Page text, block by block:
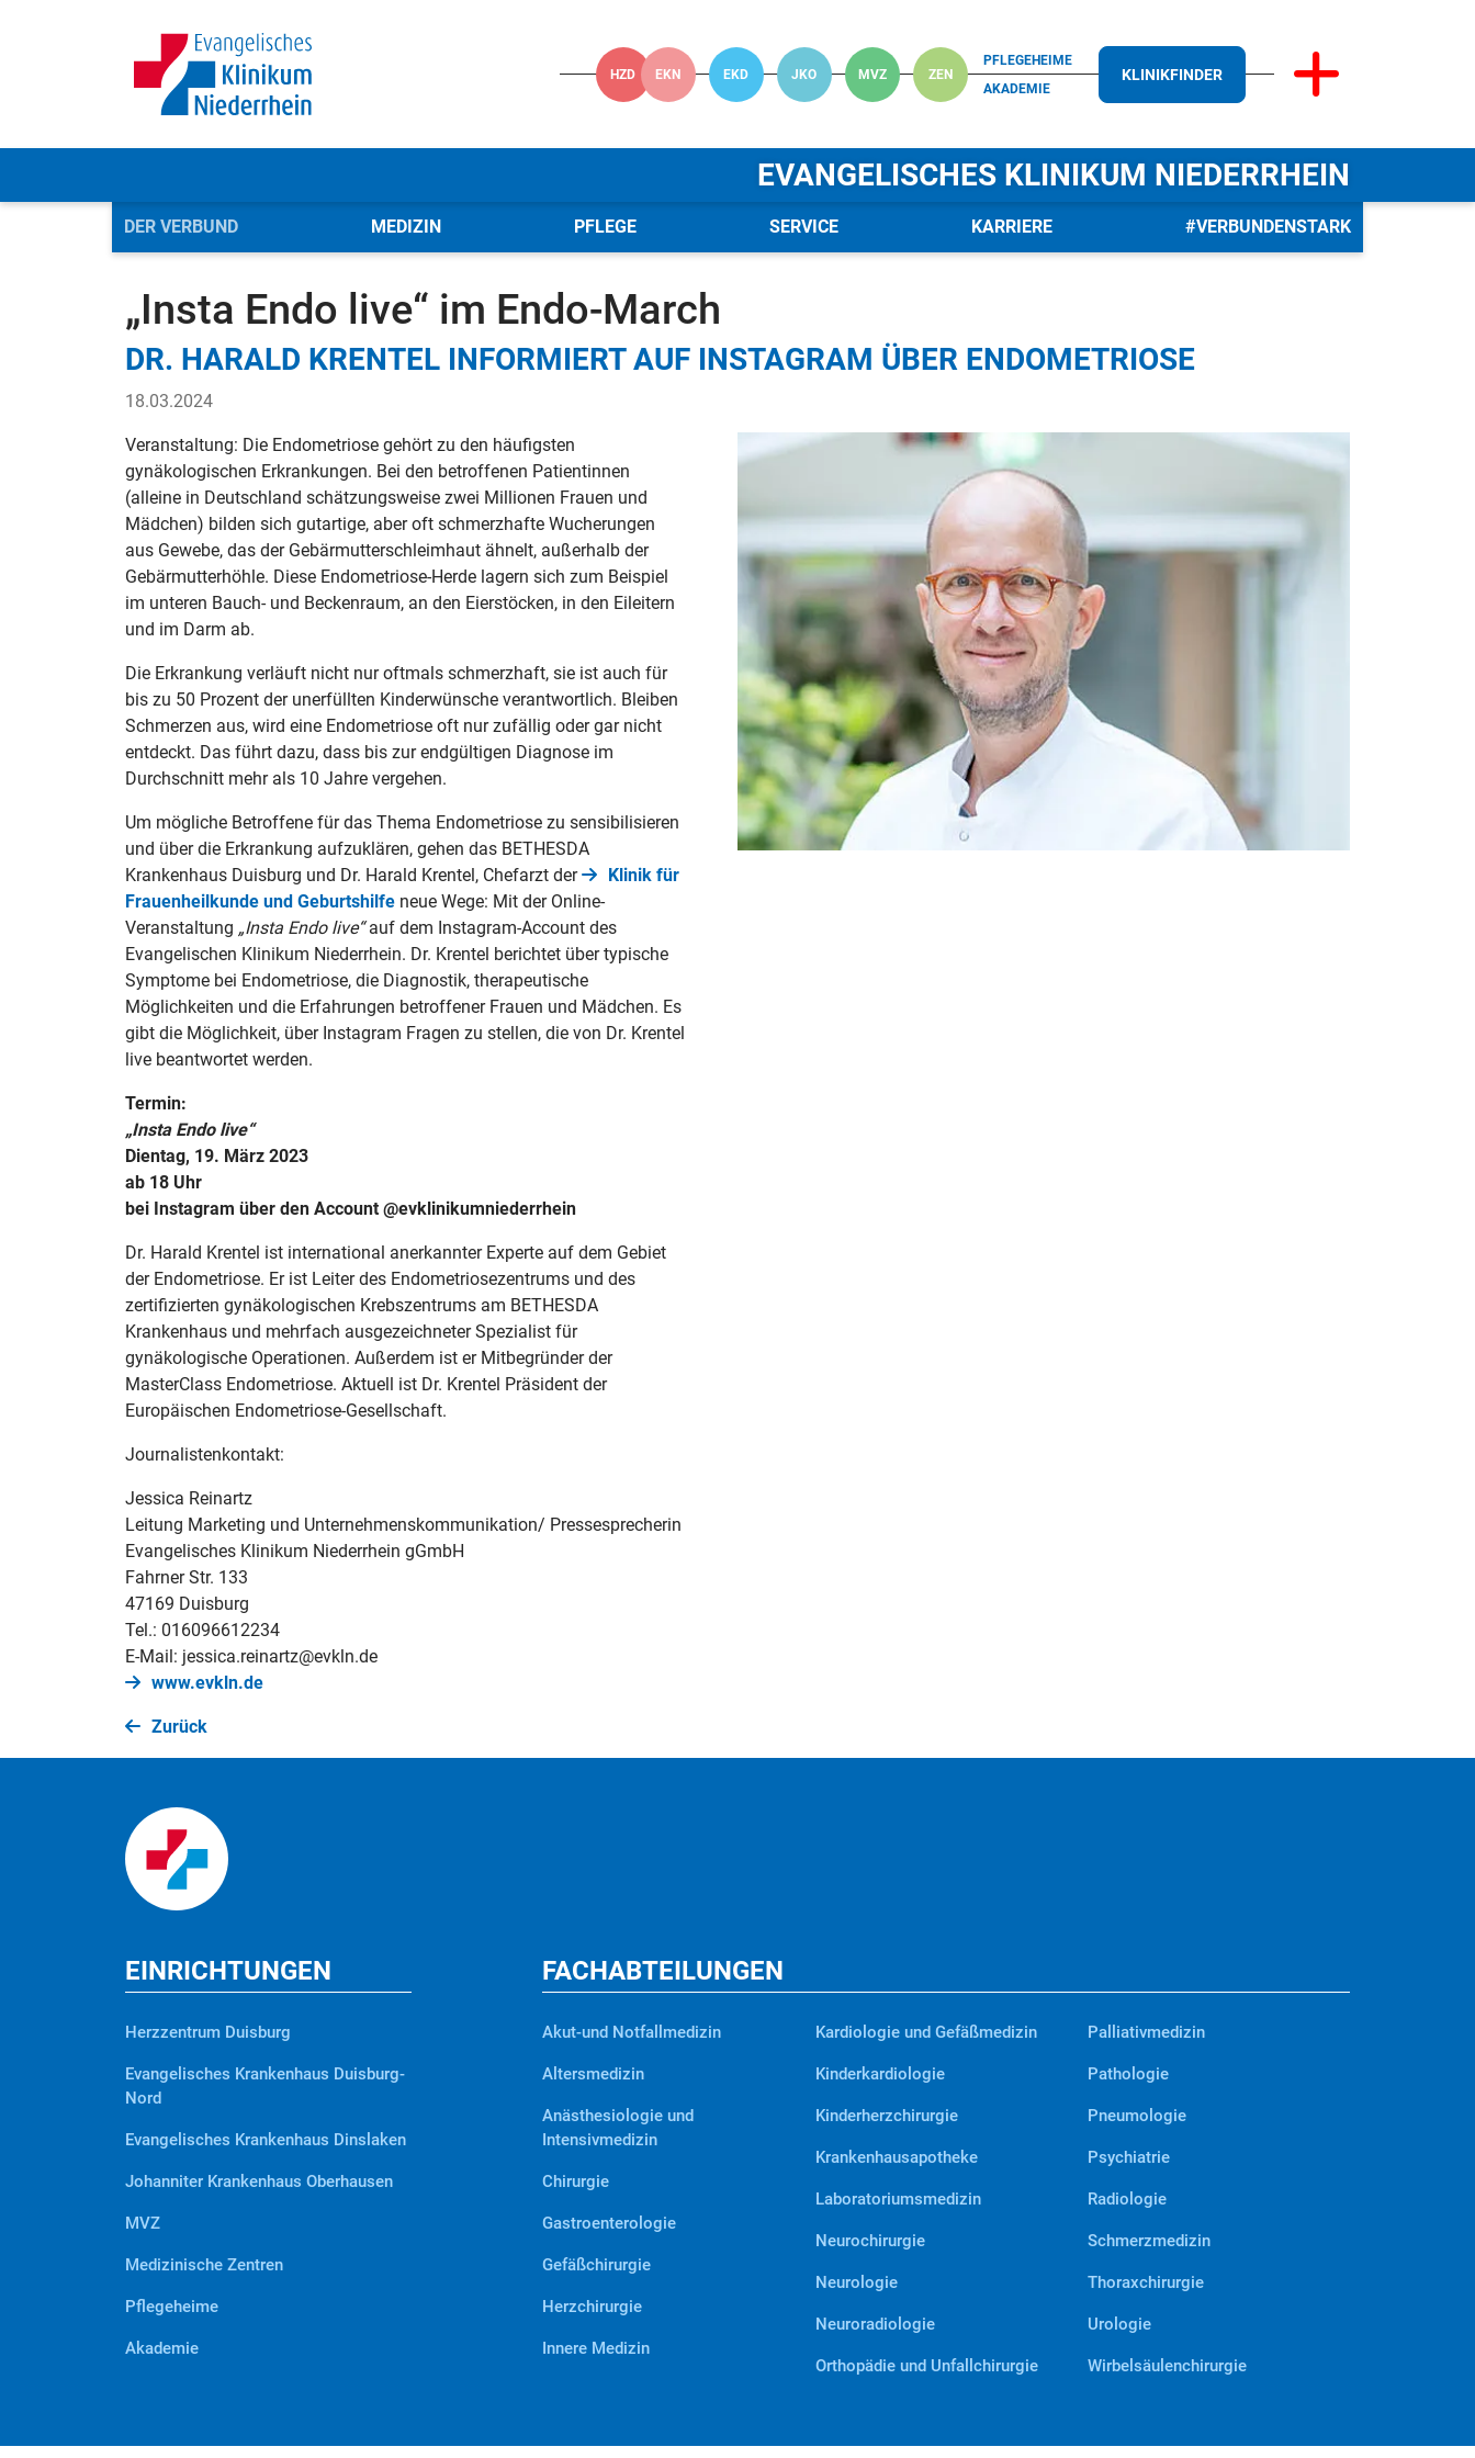
HZD EKN EKD JKO MVZ ZEN
PFLEGEHEIME
AKADEMIE
KLINIKFINDER
EVANGELISCHES KLINIKUM NIEDERRHEIN
DER VERBUND MEDIZIN PFLEGE SERVICE KARRIERE #VERBUNDENSTARK
Evangelisches Klinikum Niederrhein (Verbund) News
„Insta Endo live“ im Endo-March
DR. HARALD KRENTEL INFORMIERT AUF INSTAGRAM ÜBER ENDOMETRIOSE
18.03.2024
Veranstaltung: Die Endometriose gehört zu den häufigsten
gynäkologischen Erkrankungen. Bei den betroffenen Patientinnen
(alleine in Deutschland schätzungsweise zwei Millionen Frauen und
Mädchen) bilden sich gutartige, aber oft schmerzhafte Wucherungen
aus Gewebe, das der Gebärmutterschleimhaut ähnelt, außerhalb der
Gebärmutterhöhle. Diese Endometriose-Herde lagern sich zum Beispiel
im unteren Bauch- und Beckenraum, an den Eierstöcken, in den Eileitern
und im Darm ab.
Die Erkrankung verläuft nicht nur oftmals schmerzhaft, sie ist auch für
bis zu 50 Prozent der unerfüllten Kinderwünsche verantwortlich. Bleiben
Schmerzen aus, wird eine Endometriose oft nur zufällig oder gar nicht
entdeckt. Das führt dazu, dass bis zur endgültigen Diagnose im
Durchschnitt mehr als 10 Jahre vergehen.
Um mögliche Betroffene für das Thema Endometriose zu sensibilisieren
und über die Erkrankung aufzuklären, gehen das BETHESDA
Krankenhaus Duisburg und Dr. Harald Krentel, Chefarzt der
Klinik für
Frauenheilkunde und Geburtshilfe neue Wege: Mit der Online-
Veranstaltung „Insta Endo live“auf dem Instagram-Account des
Evangelischen Klinikum Niederrhein. Dr. Krentel berichtet über typische
Symptome bei Endometriose, die Diagnostik, therapeutische
Möglichkeiten und die Erfahrungen betroffener Frauen und Mädchen. Es
gibt die Möglichkeit, über Instagram Fragen zu stellen, die von Dr. Krentel
live beantwortet werden.
Termin:
„Insta Endo live“
Dientag, 19. März 2023
ab 18 Uhr
bei Instagram über den Account @evklinikumniederrhein
Dr. Harald Krentel ist international anerkannter Experte auf dem Gebiet
der Endometriose. Er ist Leiter des Endometriosezentrums und des
zertifizierten gynäkologischen Krebszentrums am BETHESDA
Krankenhaus und mehrfach ausgezeichneter Spezialist für
gynäkologische Operationen. Außerdem ist er Mitbegründer der
MasterClass Endometriose. Aktuell ist Dr. Krentel Präsident der
Europäischen Endometriose-Gesellschaft.
Journalistenkontakt:
Jessica Reinartz
Leitung Marketing und Unternehmenskommunikation/ Pressesprecherin
Evangelisches Klinikum Niederrhein gGmbH
Fahrner Str. 133
47169 Duisburg
Tel.: 016096612234
E-Mail: jessica.reinartz@evkln.de
www.evkln.de
Zurück
EINRICHTUNGEN
Herzzentrum Duisburg
Evangelisches Krankenhaus Duisburg-
Nord
Evangelisches Krankenhaus Dinslaken
Johanniter Krankenhaus Oberhausen
MVZ
Medizinische Zentren
Pflegeheime
Akademie
FACHABTEILUNGEN
Akut-und Notfallmedizin
Altersmedizin
Anästhesiologie und
Intensivmedizin
Chirurgie
Gastroenterologie
Gefäßchirurgie
Herzchirurgie
Innere Medizin
Kardiologie und Gefäßmedizin
Kinderkardiologie
Kinderherzchirurgie
Krankenhausapotheke
Laboratoriumsmedizin
Neurochirurgie
Neurologie
Neuroradiologie
Orthopädie und Unfallchirurgie
Palliativmedizin
Pathologie
Pneumologie
Psychiatrie
Radiologie
Schmerzmedizin
Thoraxchirurgie
Urologie
Wirbelsäulenchirurgie